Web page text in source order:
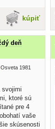
kúpiť
deň
, Osveta 1981
svojimi
ktoré sú
pre 4
vaše
skúsenosti